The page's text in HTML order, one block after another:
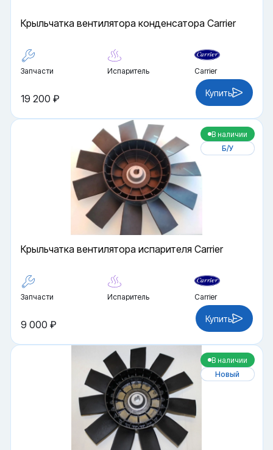
Крыльчатка вентилятора конденсатора Carrier
Запчасти Испаритель Carrier
19 200 ₽ Купить
В наличии
Б/У
Крыльчатка вентилятора испарителя Carrier
Запчасти Испаритель Carrier
9 000 ₽ Купить
В наличии
Новый